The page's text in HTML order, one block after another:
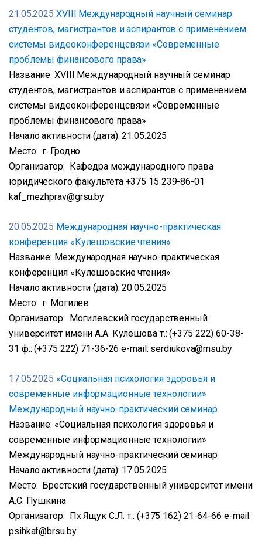
21.05.2025 ХVIIІ Международный научный семинар
студентов, магистрантов и аспирантов с применением
системы видеоконференцсвязи «Современные
проблемы финансового права»
Название: ХVIIІ Международный научный семинар
студентов, магистрантов и аспирантов с применением
системы видеоконференцсвязи «Современные
проблемы финансового права»
Начало активности (дата): 21.05.2025
Место: г. Гродно
Организатор: Кафедра международного права
юридического факультета +375 15 239-86-01
kaf_mezhprav@grsu.by
20.05.2025 Международная научно-практическая
конференция «Кулешовские чтения»
Название: Международная научно-практическая
конференция «Кулешовские чтения»
Начало активности (дата): 20.05.2025
Место: г. Могилев
Организатор: Могилевский государственный
университет имени А.А. Кулешова т.: (+375 222) 60-38-
31 ф.: (+375 222) 71-36-26 e-mail: serdiukova@msu.by
17.05.2025 «Социальная психология здоровья и
современные информационные технологии»
Международный научно-практический семинар
Название: «Социальная психология здоровья и
современные информационные технологии»
Международный научно-практический семинар
Начало активности (дата): 17.05.2025
Место: Брестский государственный университет имени
А.С. Пушкина
Организатор: Пх Ящук С.Л. т.: (+375 162) 21-64-66 e-mail:
psihkaf@brsu.by